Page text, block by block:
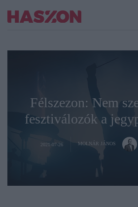
Félszezon: Nem
fesztiválozók a
2021-07-26 MOLNÁR JÁNOS